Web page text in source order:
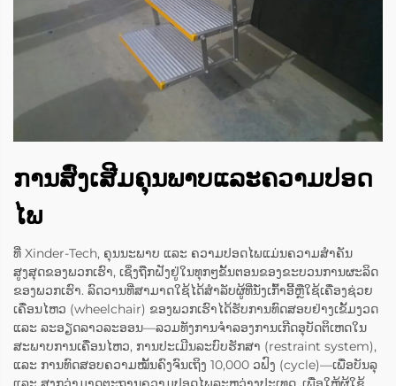
ການສົ່ງເສີມຄຸນພາບແລະຄວາມປອດ
ໄພ
ທີ່ Xinder-Tech, ຄຸນນະພາບ ແລະ ຄວາມປອດໄພແມ່ນຄວາມສຳຄັນ
ສູງສຸດຂອງພວກເຮົາ, ເຊິ່ງຖືກຝັງຢູ່ໃນທຸກໆຂັ້ນຕອນຂອງຂະບວນການຜະລິດ
ຂອງພວກເຮົາ. ລົດວານທີ່ສາມາດໃຊ້ໄດ້ສຳລັບຜູ້ທີ່ນັ່ງເກົ້າອີ້ຫຼືໃຊ້ເຄື່ອງຊ່ວຍ
ເຄື່ອນໄຫວ (wheelchair) ຂອງພວກເຮົາໄດ້ຮັບການທົດສອບຢ່າງເຂັ້ມງວດ
ແລະ ລະອຽດລາວລະອອນ—ລວມທັງການຈຳລອງການເກີດອຸບັດຕິເຫດໃນ
ສະພາບການເຄື່ອນໄຫວ, ການປະເມີນລະບົບຮັກສາ (restraint system),
ແລະ ການທົດສອບຄວາມໝັ້ນຄົງຈົນເຖິງ 10,000 ວຟົງ (cycle)—ເພື່ອບັນລຸ